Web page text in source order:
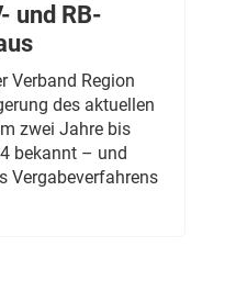
und RB-
Verband Region
des aktuellen
zwei Jahre bis
bekannt – und
Vergabeverfahrens